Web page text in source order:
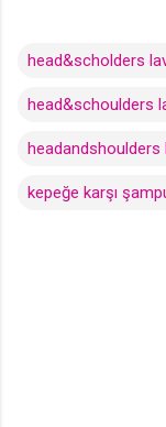
head&scholders
head&schoulders
headandshoulders
kepeğe karşı